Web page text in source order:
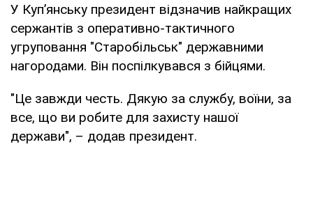
У Куп’янську президент відзначив найкращих
сержантів з оперативно-тактичного
угруповання "Старобільськ" державними
нагородами. Він поспілкувався з бійцями.
"Це завжди честь. Дякую за службу, воїни, за
все, що ви робите для захисту нашої
держави", – додав президент.